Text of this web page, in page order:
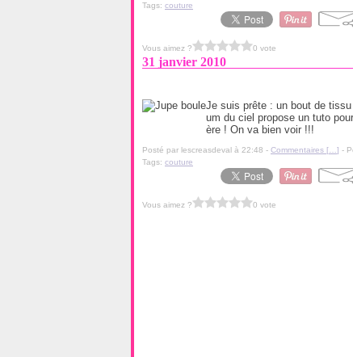
Tags: couture
Vous aimez ? 0 vote
31 janvier 2010
Je suis prête : un bout de
um du ciel propose un tuto
ère ! On va bien voir !!!
Posté par lescreasdeval à 22:48 - Commentaires [ ] -
Tags: couture
Vous aimez ? 0 vote